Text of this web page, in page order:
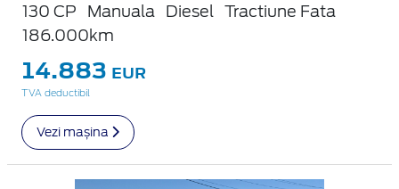
130 CP Manuala Diesel
Tractiune Fata
186.000km
14.883 EUR
TVA deductibil
Vezi mașina